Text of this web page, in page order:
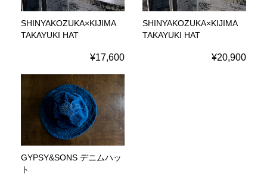
SHINYAKOZUKA×KIJIMA
TAKAYUKI HAT
¥17,600
SHINYAKOZUKA×KIJIMA
TAKAYUKI HAT
¥20,900
GYPSY&SONS デニムハッ
ト